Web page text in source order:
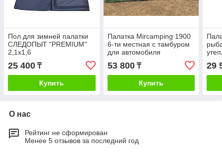
Пол для зимней палатки
СЛЕДОПЫТ "PREMIUM"
2,1х1,6
25 400 ₸
Купить
Палатка Mircamping 1900
6-ти местная с тамбуром
для автомобиля
53 800₸
Купить
29
О нас
Рейтинг не сформирован
Менее 5 отзывов за последний год